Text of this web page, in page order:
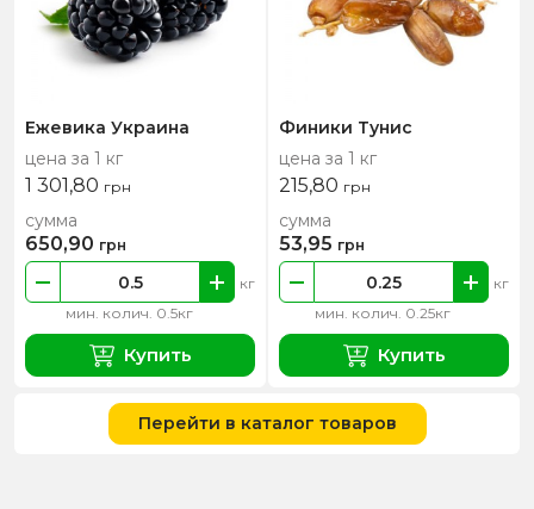
Ежевика Украина
цена за 1 кг
1 301,80 грн
мин. колич. 0.5кг
кг
сумма
650,90 грн
Купить
Финики Тунис
цена за 1 кг
215,80 грн
мин. колич. 0.25кг
кг
сумма
53,95 грн
Купить
Перейти в каталог товаров